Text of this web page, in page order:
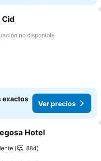
a favoritos
Cid
no disponible
exactos
Ver precios
a favoritos
Hotel
884